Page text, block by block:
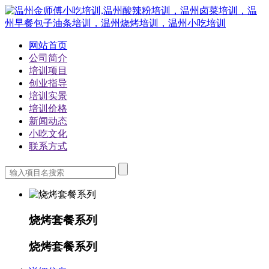
网站首页
公司简介
培训项目
创业指导
培训实景
培训价格
新闻动态
小吃文化
联系方式
烧烤套餐系列
烧烤套餐系列